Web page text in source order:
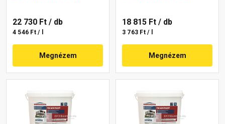
22 730 Ft / db
4 546 Ft / l
Megnézem
18 815 Ft / db
3 763 Ft / l
Megnézem